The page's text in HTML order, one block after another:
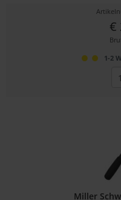
€
1-2
Miller